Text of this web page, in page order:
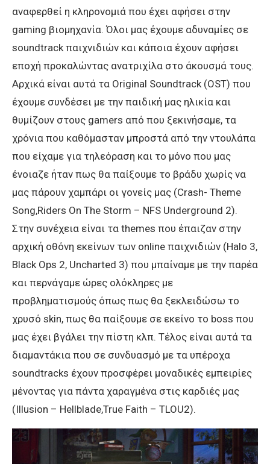
αναφερθεί η κληρονομιά που έχει αφήσει στην
gaming βιομηχανία. Όλοι μας έχουμε αδυναμίες σε
soundtrack παιχνιδιών και κάποια έχουν αφήσει
εποχή προκαλώντας ανατριχίλα στο άκουσμά τους.
Αρχικά είναι αυτά τα Original Soundtrack (OST) που
έχουμε συνδέσει με την παιδική μας ηλικία και
θυμίζουν στους gamers από που ξεκινήσαμε, τα
χρόνια που καθόμασταν μπροστά από την ντουλάπα
που είχαμε για τηλεόραση και το μόνο που μας
ένοιαζε ήταν πως θα παίξουμε το βράδυ χωρίς να
μας πάρουν χαμπάρι οι γονείς μας (Crash- Theme
Song,Riders On The Storm – NFS Underground 2).
Στην συνέχεια είναι τα themes που έπαιζαν στην
αρχική οθόνη εκείνων των online παιχνιδιών (Halo 3,
Black Ops 2, Uncharted 3) που μπαίναμε με την παρέα
και περνάγαμε ώρες ολόκληρες με
προβληματισμούς όπως πως θα ξεκλειδώσω το
χρυσό skin, πως θα παίξουμε σε εκείνο το boss που
μας έχει βγάλει την πίστη κλπ. Τέλος είναι αυτά τα
διαμαντάκια που σε συνδυασμό με τα υπέροχα
soundtracks έχουν προσφέρει μοναδικές εμπειρίες
μένοντας για πάντα χαραγμένα στις καρδιές μας
(Illusion – Hellblade,True Faith – TLOU2).